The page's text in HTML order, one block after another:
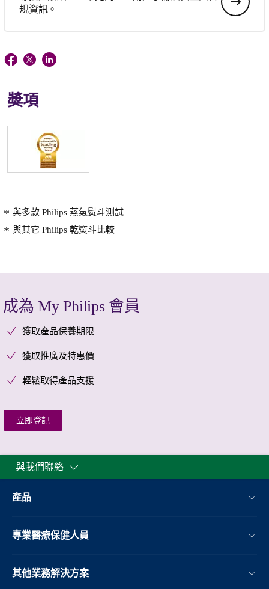
規資訊。
獎項
與多款 Philips 蒸氣熨斗測試
與其它 Philips 乾熨斗比較
成為 My Philips 會員
獲取產品保養期限
獲取推廣及特惠價
輕鬆取得產品支援
立即登記
與我們聯絡
產品
專業醫療保健人員
其他業務解決方案​